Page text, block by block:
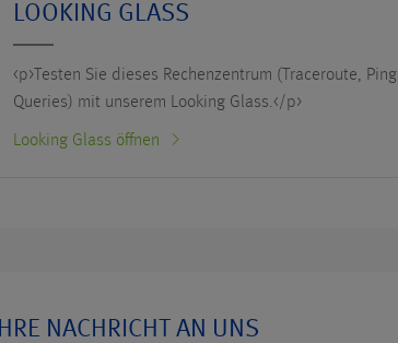
LOOKING GLASS
<p>Testen Sie dieses Rechenzentrum (Traceroute,
Queries) mit unserem Looking Glass.</p>
Looking Glass öffnen
IHRE NACHRICHT AN UNS